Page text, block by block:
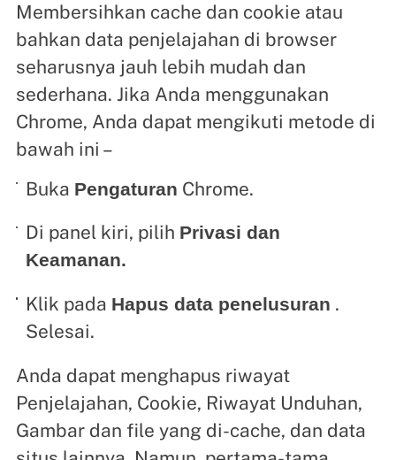
Membersihkan cache dan cookie atau
bahkan data penjelajahan di browser
seharusnya jauh lebih mudah dan
sederhana. Jika Anda menggunakan
Chrome, Anda dapat mengikuti metode di
bawah ini –
Buka Pengaturan Chrome.
Di panel kiri, pilih Privasi dan
Keamanan.
Klik pada Hapus data penelusuran .
Selesai.
Anda dapat menghapus riwayat
Penjelajahan, Cookie, Riwayat Unduhan,
Gambar dan file yang di-cache, dan data